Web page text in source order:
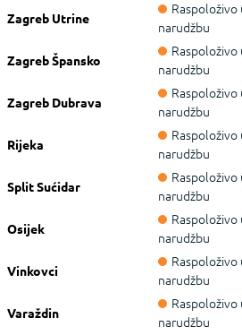
Zagreb Utrine
Raspoloživo
narudžbu
Zagreb Špansko
Raspoloživo
narudžbu
Zagreb Dubrava
Raspoloživo
narudžbu
Rijeka
Raspoloživo
narudžbu
Split Sućidar
Raspoloživo
narudžbu
Osijek
Raspoloživo
narudžbu
Vinkovci
Raspoloživo
narudžbu
Varaždin
Raspoloživo
narudžbu